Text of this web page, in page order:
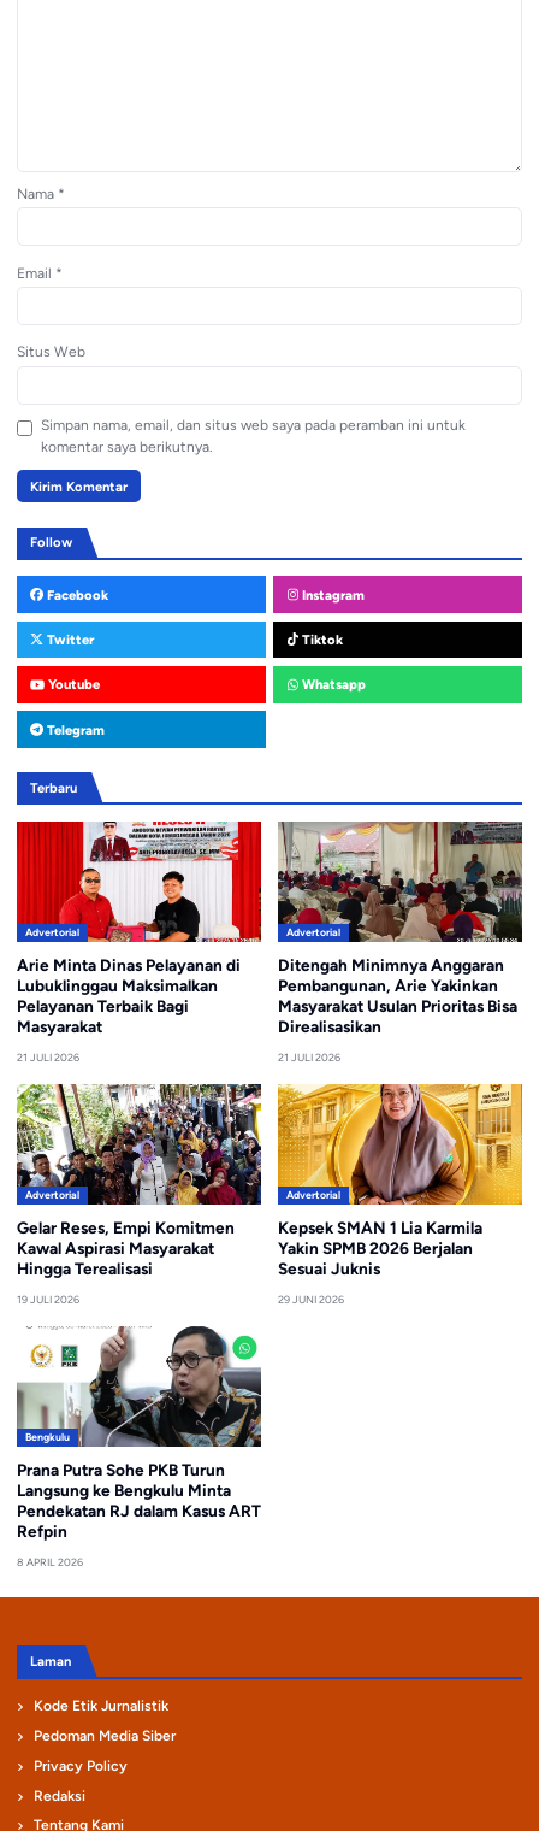
Nama *
Email *
Situs Web
Simpan nama, email, dan situs web saya pada peramban ini untuk
komentar saya berikutnya.
Follow
Facebook Instagram
Twitter Tiktok
Youtube Whatsapp
Telegram
Terbaru
Advertorial
Arie Minta Dinas Pelayanan di
Lubuklinggau Maksimalkan
Pelayanan Terbaik Bagi
Masyarakat
21 JULI 2026
Advertorial
Ditengah Minimnya Anggaran
Pembangunan, Arie Yakinkan
Masyarakat Usulan Prioritas Bisa
Direalisasikan
21 JULI 2026
Advertorial
Gelar Reses, Empi Komitmen
Kawal Aspirasi Masyarakat
Hingga Terealisasi
19 JULI 2026
Advertorial
Kepsek SMAN 1 Lia Karmila
Yakin SPMB 2026 Berjalan
Sesuai Juknis
29 JUNI 2026
Bengkulu
Prana Putra Sohe PKB Turun
Langsung ke Bengkulu Minta
Pendekatan RJ dalam Kasus ART
Refpin
8 APRIL 2026
Laman
Kode Etik Jurnalistik
Pedoman Media Siber
Privacy Policy
Redaksi
Tentang Kami